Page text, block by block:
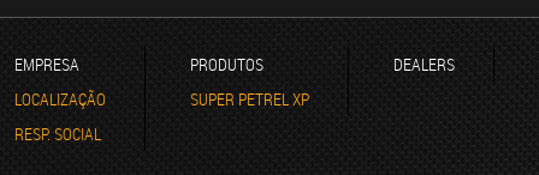
EMPRESA
LOCALIZAÇÃO
RESP. SOCIAL
PRODUTOS
SUPER PETREL XP
DEALERS